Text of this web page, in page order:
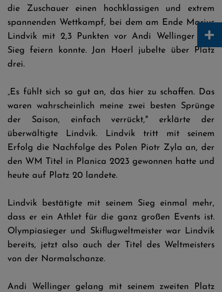
die Zuschauer einen hochklassigen und extrem
spannenden Wettkampf, bei dem am Ende Marius
Lindvik mit 2,3 Punkten vor Andi Wellinger den
Sieg feiern konnte. Jan Hoerl jubelte über Platz
drei.
„Es fühlt sich so gut an, das hier zu schaffen. Das
waren wahrscheinlich meine zwei besten Sprünge
der Saison, einfach verrückt," erklärte der
überwältigte Lindvik. Lindvik tritt mit seinem
Erfolg die Nachfolge des Polen Piotr Zyla an, der
den WM Titel in Planica 2023 gewonnen hatte und
heute auf Platz 20 landete.
Lindvik bestätigte mit seinem Sieg einmal mehr,
dass er ein Athlet für die ganz großen Events ist.
Olympiasieger und Skiflugweltmeister war Lindvik
bereits, jetzt also auch der Titel des Weltmeisters
von der Normalschanze.
Andi Wellinger gelang mit seinem zweiten Platz
+